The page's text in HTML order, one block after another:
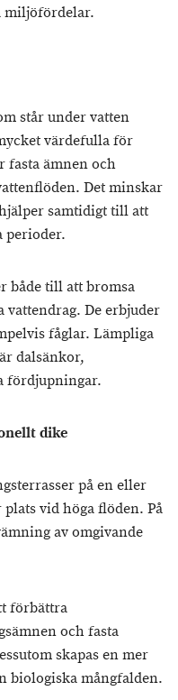
miljöfördelar.
står under vatten
värdefulla för
fasta ämnen och
Det minskar
samtidigt till att
perioder.
både till att bromsa
vattendrag. De erbjuder
fåglar. Lämpliga
dalsänkor,
fördjupningar.
dike
på en eller
vid höga flöden. På
av omgivande
förbättra
och fasta
skapas en mer
biologiska mångfalden.